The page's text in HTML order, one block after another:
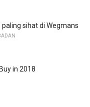
sihat di Wegmans
in 2018